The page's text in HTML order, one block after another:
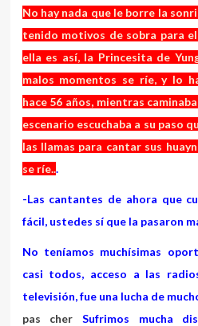
No hay nada que le borre la
tenido motivos de sobra para
ella es así, la Princesita de
malos momentos se ríe, y lo
hace 56 años, mientras
escenario escuchaba a su paso
las llamas para cantar sus
se ríe...
-Las cantantes de ahora que
fácil, ustedes sí que la pasaron
No teníamos muchísimas
casi todos, acceso a las
televisión, fue una lucha de
pas cher Sufrimos mucha